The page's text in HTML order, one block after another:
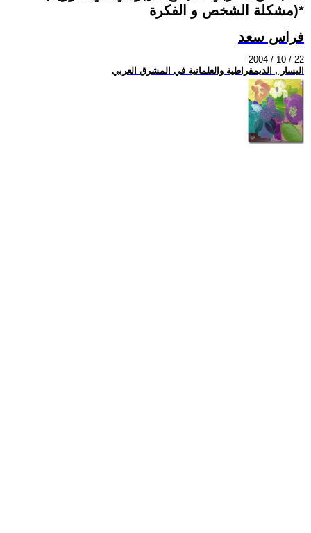
(مشكلة الشخص و الفكرة*
فراس سعد
2004 / 10 / 22
اليسار , الديمقراطية والعلمانية في المشرق العربي